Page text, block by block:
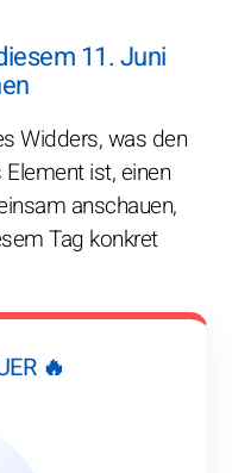
11. Juni
Widders, was den
ist, einen
anschauen,
Tag konkret
🔥